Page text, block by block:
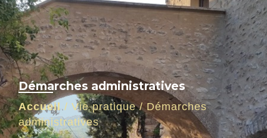
Démarches administratives
Accueil/ Vie pratique/Démarches
administratives